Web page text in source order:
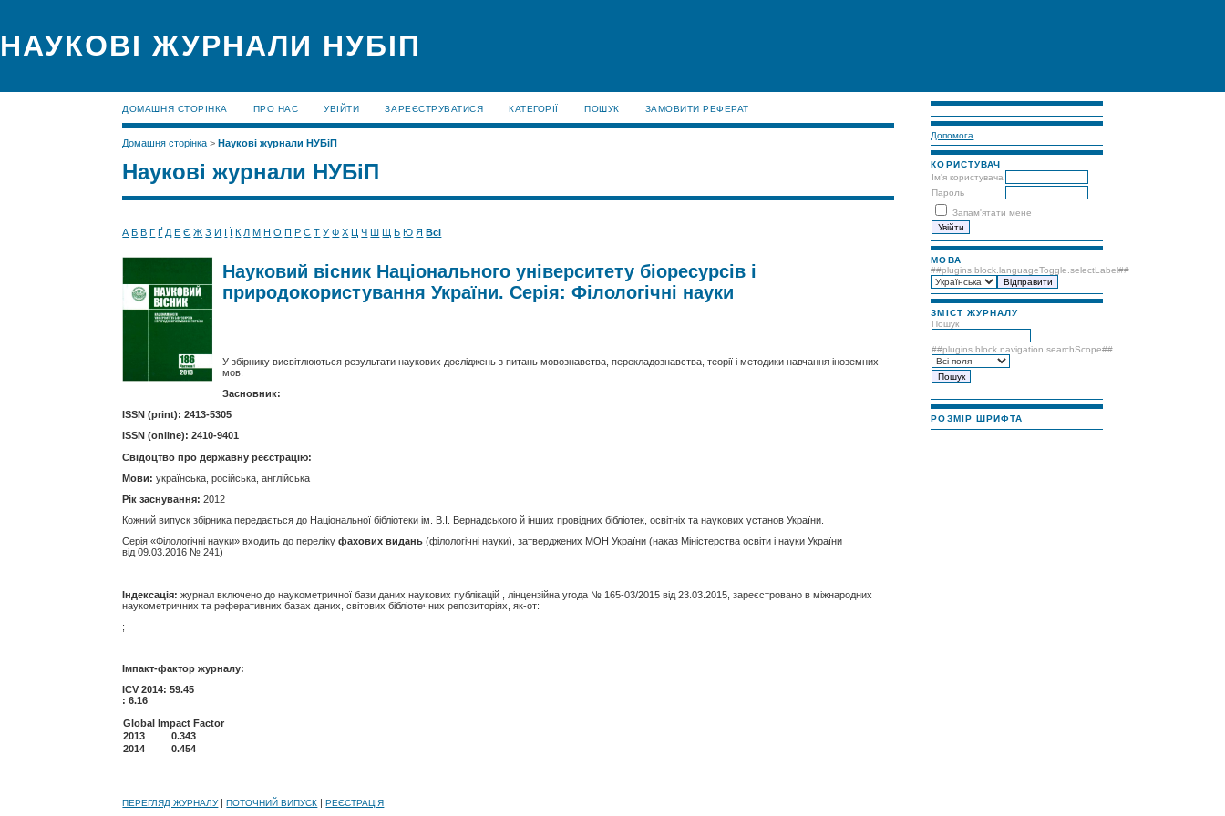
НАУКОВІ ЖУРНАЛИ НУБІП
Допомога
КОРИСТУВАЧ
Ім'я користувача
Пароль
Запам'ятати мене
МОВА
##plugins.block.languageToggle.selectLabel##
ЗМІСТ ЖУРНАЛУ
Пошук
##plugins.block.navigation.searchScope##
РОЗМІР ШРИФТА
ДОМАШНЯ СТОРІНКА ПРО НАС УВІЙТИ ЗАРЕЄСТРУВАТИСЯ КАТЕГОРІЇ ПОШУК ЗАМОВИТИ РЕФЕРАТ
Домашня сторінка >Наукові журнали НУБіП
Наукові журнали НУБіП
А Б В Г Ґ Д Е Є Ж З И І Ї К Л М Н О П Р С Т У Ф Х Ц Ч Ш Щ Ь Ю Я Всі
Науковий вісник Національного університету біоресурсів і
природокористування України. Серія: Філологічні науки
У збірнику висвітлюються результати наукових досліджень з питань мовознавства, перекладознавства, теорії і методики навчання іноземних
мов.
Засновник:
ISSN (print): 2413-5305
ISSN (online): 2410-9401
Свідоцтво про державну реєстрацію:
Мови: українська, російська, англійська
Рік заснування: 2012
Кожний випуск збірника передається до Національної бібліотеки ім. В.І. Вернадського й інших провідних бібліотек, освітніх та наукових установ України.
Серія «Філологічні науки»входить до перелікуфахових видань (філологічні науки), затверджених МОН України (наказ Міністерства освіти і науки України
від09.03.2016 № 241)
Індексація: журнал включено до наукометричної бази даних наукових публікацій , лінцензійна угода № 165-03/2015 від 23.03.2015, зареєстровано в міжнародних
наукометричних та реферативних базах даних, світових бібліотечних репозиторіях, як-от:
;
Імпакт-фактор журналу:
ICV 2014: 59.45
: 6.16
Global Impact Factor
2013
0.343
2014
0.454
ПЕРЕГЛЯД ЖУРНАЛУ|ПОТОЧНИЙ ВИПУСК |РЕЄСТРАЦІЯ